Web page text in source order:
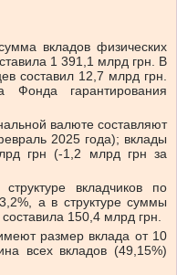
вкладов физических
1 391,1 млрд грн. В
составил 12,7 млрд грн.
Фонда гарантирования
валюте составляют
2025 года); вклады
грн (-1,2 млрд грн за
структуре вкладчиков по
а в структуре суммы
150,4 млрд грн.
размер вклада от 10
всех вкладов (49,15%)